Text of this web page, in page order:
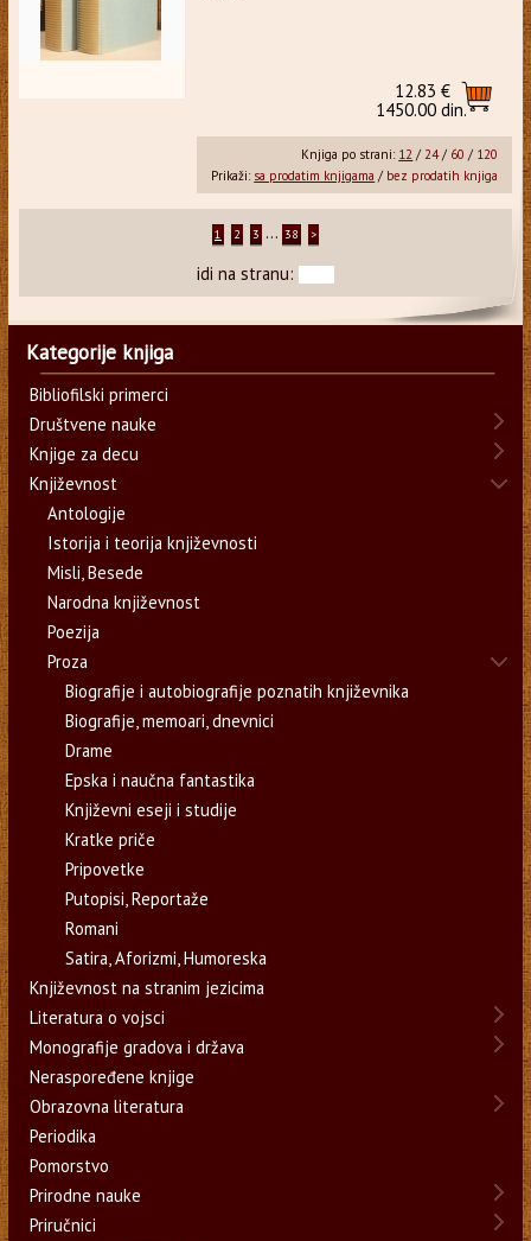
12.83 €
1450.00 din.
Knjiga po strani: 12 /24/ 60 / 120
Prikaži: sa prodatim knjigama / bez prodatih knjiga
1 2 3 ... 38 >
idi na stranu:
Kategorije knjiga
Bibliofilski primerci
Društvene nauke
Knjige za decu
Književnost
Antologije
Istorija i teorija književnosti
Misli, Besede
Narodna književnost
Poezija
Proza
Biografije i autobiografije poznatih književnika
Biografije, memoari, dnevnici
Drame
Epska i naučna fantastika
Književni eseji i studije
Kratke priče
Pripovetke
Putopisi, Reportaže
Romani
Satira, Aforizmi, Humoreska
Književnost na stranim jezicima
Literatura o vojsci
Monografije gradova i država
Neraspoređene knjige
Obrazovna literatura
Periodika
Pomorstvo
Prirodne nauke
Priručnici